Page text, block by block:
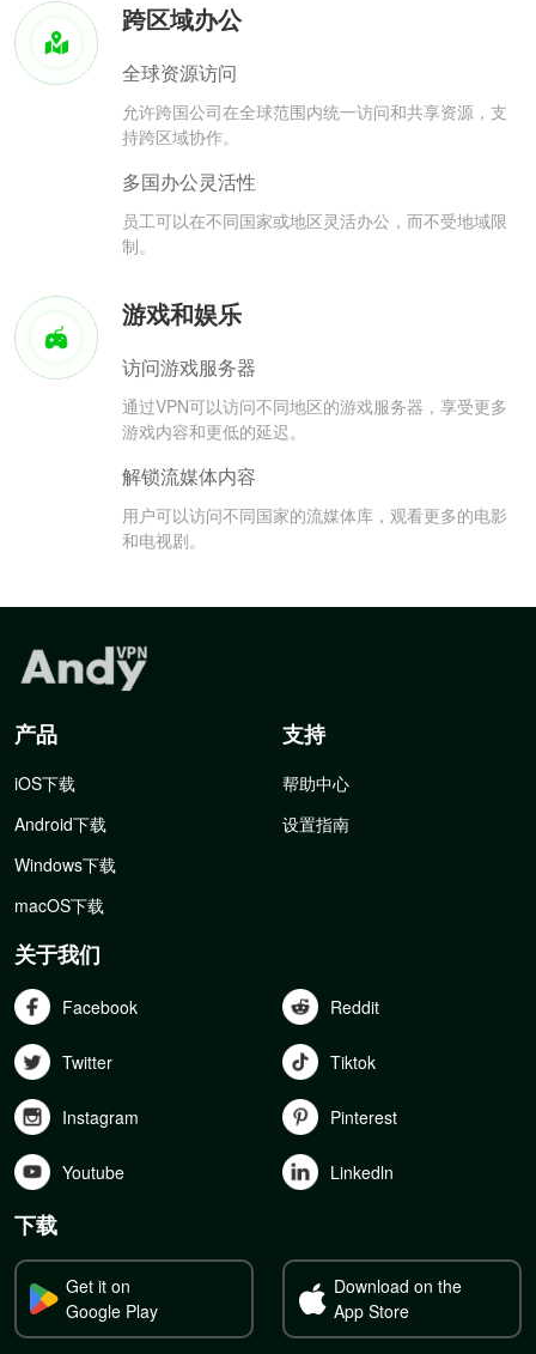
跨区域办公
全球资源访问
允许跨国公司在全球范围内统一访问和共享资源，支
持跨区域协作。
多国办公灵活性
员工可以在不同国家或地区灵活办公，而不受地域限
制。
游戏和娱乐
访问游戏服务器
通过VPN可以访问不同地区的游戏服务器，享受更多
游戏内容和更低的延迟。
解锁流媒体内容
用户可以访问不同国家的流媒体库，观看更多的电影
和电视剧。
产品
iOS下载
Android下载
Windows下载
macOS下载
支持
帮助中心
设置指南
关于我们
Facebook Reddit
Twitter Tiktok
Instagram Pinterest
Youtube Linkedln
下载
Get it on
Google Play
Download on the
App Store